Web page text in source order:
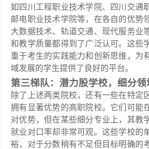
如四川工程职业技术学院、四川交通
邮电职业技术学院等，在各自的优势
大数据技术、轨道交通、现代服务业
和教学质量都得到了广泛认可。这些
重于考生的实践能力和创新思维，为
域发展的学生提供了良好的平台。
第三梯队：潜力股学校，细分领
除了上述两类院校，还有一些在特定
拥有显著优势的高职院校。它们可能
对优势，但在某些细分专业上，其教
就业对口率却非常可观。这些学校的
裕，对于分数稍有不足但目标明确的